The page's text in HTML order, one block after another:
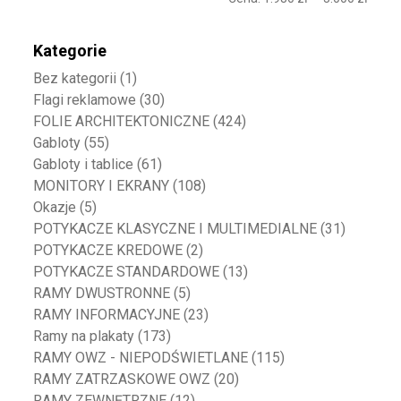
Kategorie
Bez kategorii (1)
Flagi reklamowe (30)
FOLIE ARCHITEKTONICZNE (424)
Gabloty (55)
Gabloty i tablice (61)
MONITORY I EKRANY (108)
Okazje (5)
POTYKACZE KLASYCZNE I MULTIMEDIALNE (31)
POTYKACZE KREDOWE (2)
POTYKACZE STANDARDOWE (13)
RAMY DWUSTRONNE (5)
RAMY INFORMACYJNE (23)
Ramy na plakaty (173)
RAMY OWZ - NIEPODŚWIETLANE (115)
RAMY ZATRZASKOWE OWZ (20)